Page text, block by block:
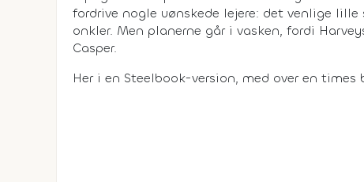
fordrive nogle uønskede lejere: det venlige
onkler. Men planerne går i vasken, fordi
Casper.
Her i en Steelbook-version, med over en times